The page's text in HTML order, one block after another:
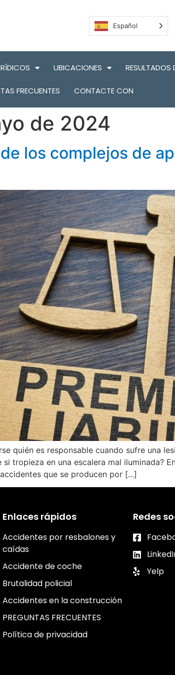
Español
UBICACIONES RESULTADOS
FRECUENTES CONTACTE CON
de 2024
los complejos de
quién es responsable cuando sufre una
tropieza en una escalera mal iluminada?
que se producen por [...]
Enlaces rápidos
Accidentes por resbalones y
caídas
Accidente de coche
Brutalidad policial
Accidentes en la construcción
PREGUNTAS FRECUENTES
Política de privacidad
Redes
Yelp